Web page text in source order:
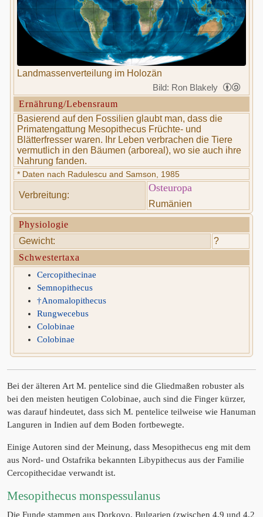
Landmassenverteilung im Holozän
Bild: Ron Blakely
Ernährung/Lebensraum
Basierend auf den Fossilien glaubt man, dass die
Primatengattung Mesopithecus Früchte- und
Blätterfresser waren. Ihr Leben verbrachen die Tiere
vermutlich in den Bäumen (arboreal), wo sie auch ihre
Nahrung fanden.
* Daten nach Radulescu and Samson, 1985
Verbreitung:
Osteuropa
Rumänien
Physiologie
Gewicht:
?
Schwestertaxa
Cercopithecinae
Semnopithecus
†Anomalopithecus
Rungwecebus
Colobinae
Colobinae
Bei der älteren Art M. pentelice sind die Gliedmaßen robuster als
bei den meisten heutigen Colobinae, auch sind die Finger kürzer,
was darauf hindeutet, dass sich M. pentelice teilweise wie Hanuman
Languren in Indien auf dem Boden fortbewegte.
Einige Autoren sind der Meinung, dass Mesopithecus eng mit dem
aus Nord- und Ostafrika bekannten Libypithecus aus der Familie
Cercopithecidae verwandt ist.
Mesopithecus monspessulanus
Die Funde stammen aus Dorkovo, Bulgarien (zwischen 4,9 und 4,2